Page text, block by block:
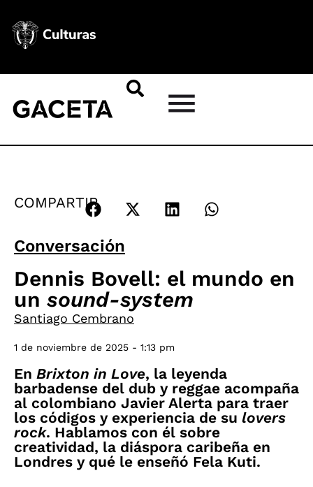
COMPARTIR
Conversación
Dennis Bovell: el mundo en
un sound-system
Santiago Cembrano
1 de noviembre de 2025 - 1:13 pm
En Brixton in Love, la leyenda
barbadense del dub y reggae acompaña
al colombiano Javier Alerta para traer
los códigos y experiencia de su lovers
rock. Hablamos con él sobre
creatividad, la diáspora caribeña en
Londres y qué le enseñó Fela Kuti.